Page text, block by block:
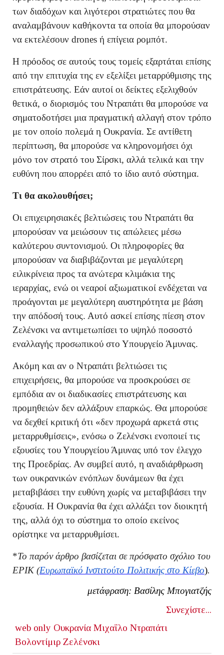
των διαδόχων και λιγότεροι στρατιώτες που θα
αναλαμβάνουν καθήκοντα τα οποία θα μπορούσαν
να εκτελέσουν drones ή επίγεια ρομπότ.
Η πρόοδος σε αυτούς τους τομείς εξαρτάται επίσης
από την επιτυχία της εν εξελίξει μεταρρύθμισης της
επιστράτευσης. Εάν αυτοί οι δείκτες εξελιχθούν
θετικά, ο διορισμός του Ντραπάτι θα μπορούσε να
σηματοδοτήσει μια πραγματική αλλαγή στον τρόπο
με τον οποίο πολεμά η Ουκρανία. Σε αντίθετη
περίπτωση, θα μπορούσε να κληρονομήσει όχι
μόνο τον στρατό του Σίρσκι, αλλά τελικά και την
ευθύνη που απορρέει από το ίδιο αυτό σύστημα.
Τι θα ακολουθήσει;
Οι επιχειρησιακές βελτιώσεις του Ντραπάτι θα
μπορούσαν να μειώσουν τις απώλειες μέσω
καλύτερου συντονισμού. Οι πληροφορίες θα
μπορούσαν να διαβιβάζονται με μεγαλύτερη
ειλικρίνεια προς τα ανώτερα κλιμάκια της
ιεραρχίας, ενώ οι νεαροί αξιωματικοί ενδέχεται να
προάγονται με μεγαλύτερη αυστηρότητα με βάση
την απόδοσή τους. Αυτό ασκεί επίσης πίεση στον
Ζελένσκι να αντιμετωπίσει το υψηλό ποσοστό
εναλλαγής προσωπικού στο Υπουργείο Άμυνας.
Ακόμη και αν ο Ντραπάτι βελτιώσει τις
επιχειρήσεις, θα μπορούσε να προσκρούσει σε
εμπόδια αν οι διαδικασίες επιστράτευσης και
προμηθειών δεν αλλάξουν επαρκώς. Θα μπορούσε
να δεχθεί κριτική ότι «δεν προχωρά αρκετά στις
μεταρρυθμίσεις», ενόσω ο Ζελένσκι ενοποιεί τις
εξουσίες του Υπουργείου Άμυνας υπό τον έλεγχο
της Προεδρίας. Αν συμβεί αυτό, η αναδιάρθρωση
των ουκρανικών ενόπλων δυνάμεων θα έχει
μεταβιβάσει την ευθύνη χωρίς να μεταβιβάσει την
εξουσία. Η Ουκρανία θα έχει αλλάξει τον διοικητή
της, αλλά όχι το σύστημα το οποίο εκείνος
ορίστηκε να μεταρρυθμίσει.
*Το παρόν άρθρο βασίζεται σε πρόσφατο σχόλιο του
EPIK (Ευρωπαϊκό Ινστιτούτο Πολιτικής στο Κίεβο).
μετάφραση: Βασίλης Μπογιατζής
Συνεχίστε...
web only Ουκρανία Μιχαΐλο Ντραπάτι
Βολοντίμιρ Ζελένσκι